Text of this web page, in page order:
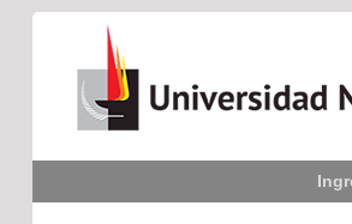
La UNLPam